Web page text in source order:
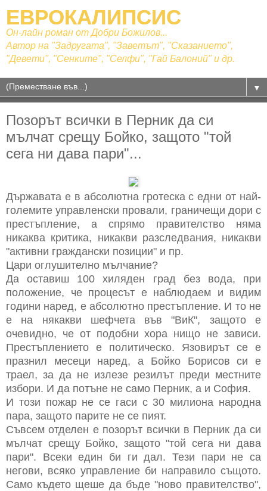
ЕВРОКАЛИПСИС
Он-лайн роман от Добри Божилов...
Автор на "Задругата", "Заветът", "Сказанието",
"Девети", "Сенките", "Селфи", "Гай Балоний" и др.
▼
Позорът всички в Перник да си
мълчат срещу Бойко, защото "той
сега ни дава пари"...
Държавата е в абсолютна гротеска с едни от най-
големите управленски провали, граничещи дори с
престъпление, а спрямо правителство няма
никаква критика, никакви разследвания, никакви
"активни граждански позиции" и пр.
Цари оглушително мълчание?
Да оставиш 100 хиляден град без вода, при
положение, че процесът е наблюдаем и видим
години наред, е абсолютно престъпление. И то не
е на някакви шефчета във "ВиК", защото е
очевидно, че от подобни хора нищо не зависи.
Престъплението е политическо. Язовирът се е
празнил месеци наред, а Бойко Борисов си е
траел, за да не излезе резилът преди местните
избори. И да потъне не само Перник, а и София.
И този пожар не се гаси с 30 милиона народна
пара, защото парите не се пият.
Съвсем отделен е позорът всички в Перник да си
мълчат срещу Бойко, защото "той сега ни дава
пари". Всеки един би ги дал. Тези пари не са
негови, всяко управление би направило същото.
Само където щеше да бъде "ново правителство",